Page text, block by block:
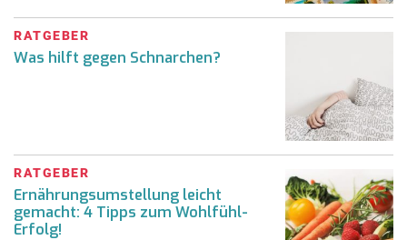
RATGEBER
Was hilft gegen Schnarchen?
RATGEBER
Ernährungsumstellung leicht
gemacht: 4 Tipps zum Wohlfühl-
Erfolg!